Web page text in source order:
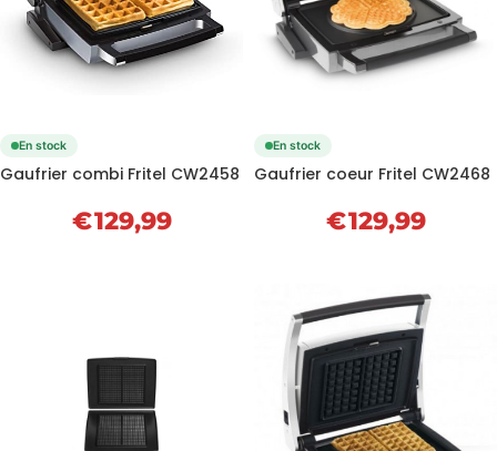
En stock
Gaufrier combi Fritel CW2458
€129,99
En stock
Gaufrier coeur Fritel CW2468
€129,99